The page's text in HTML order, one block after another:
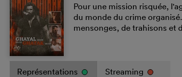
Pour une mission risquée,
du monde du crime
mensonges, de trahisons et
Représentations Streaming